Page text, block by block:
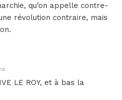
qu’on appelle contre-
révolution contraire, mais
LE ROY, et à bas la